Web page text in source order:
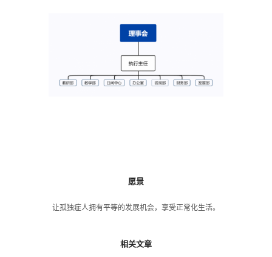
愿景
让孤独症人拥有平等的发展机会，享受正常化生活。
相关文章